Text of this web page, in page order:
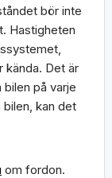
bör inte
Hastigheten
kända. Det är
på varje
bilen, kan det
om fordon.